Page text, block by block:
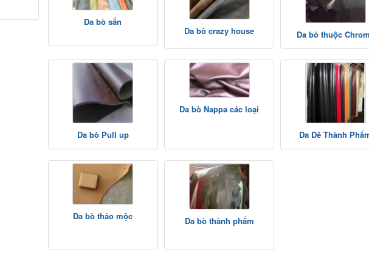
Da bò sấn
Da bò crazy house Da bò thuộc
Da bò Pull up
Da bò Nappa các loại
Da Dê Thành
Da bò thảo mộc Da bò thành phẩm